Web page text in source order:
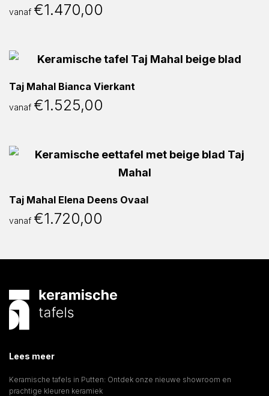
vanaf €1.470,00
Taj Mahal Bianca Vierkant
vanaf €1.525,00
Taj Mahal Elena Deens Ovaal
vanaf €1.720,00
Lees meer
Keramische tafels in Putten: Ontdek onze nieuwe showroom en
prachtige kleuren keramiek